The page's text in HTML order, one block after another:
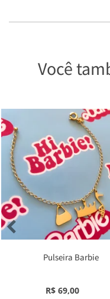
Você
Pulseira Barbie
R$ 69,00